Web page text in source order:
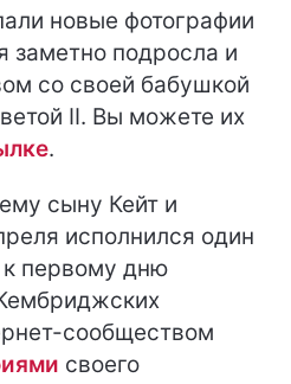
новые фотографии
заметно подросла и
со своей бабушкой
II. Вы можете их
.
сыну Кейт и
исполнился один
к первому дню
сообществом
своего